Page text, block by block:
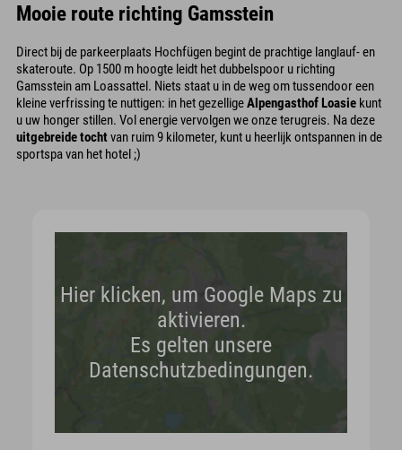
Mooie route richting Gamsstein
Direct bij de parkeerplaats Hochfügen begint de prachtige langlauf- en
skateroute. Op 1500 m hoogte leidt het dubbelspoor u richting
Gamsstein am Loassattel. Niets staat u in de weg om tussendoor een
kleine verfrissing te nuttigen: in het gezelligeAlpengasthof Loasie kunt
u uw honger stillen. Vol energie vervolgen we onze terugreis. Na deze
uitgebreide tochtvan ruim 9 kilometer, kunt u heerlijk ontspannen in de
sportspa van het hotel ;)
Hier klicken, um Google Maps zu
aktivieren.
Es gelten unsere
Datenschutzbedingungen.